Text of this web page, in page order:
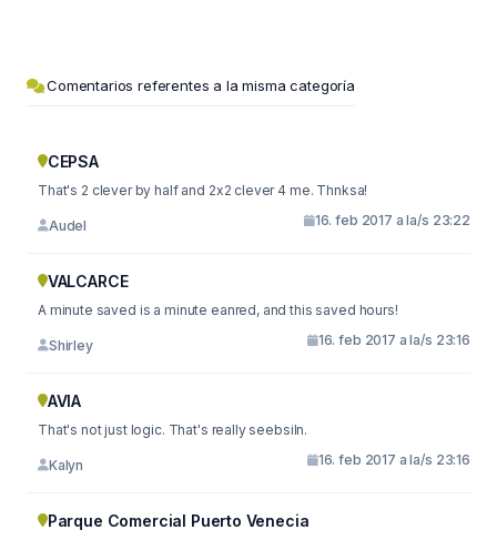
Comentarios referentes a la misma categoría
CEPSA
That's 2 clever by half and 2x2 clever 4 me. Thnksa!
Audel 16. feb 2017 a la/s 23:22
VALCARCE
A minute saved is a minute eanred, and this saved hours!
Shirley 16. feb 2017 a la/s 23:16
AVIA
That's not just logic. That's really seebsiln.
Kalyn 16. feb 2017 a la/s 23:16
Parque Comercial Puerto Venecia